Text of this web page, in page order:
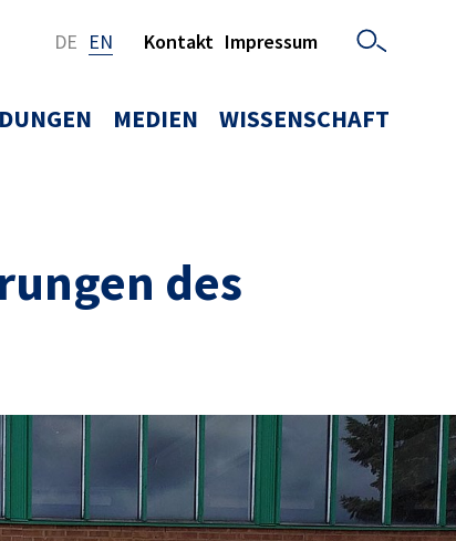
DE EN Kontakt Impressum
MEDIEN WISSENSCHAFT
des